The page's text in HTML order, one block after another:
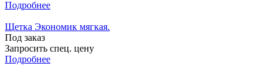
Подробнее
Щетка Экономик мягкая.
Под заказ
Запросить спец. цену
Подробнее